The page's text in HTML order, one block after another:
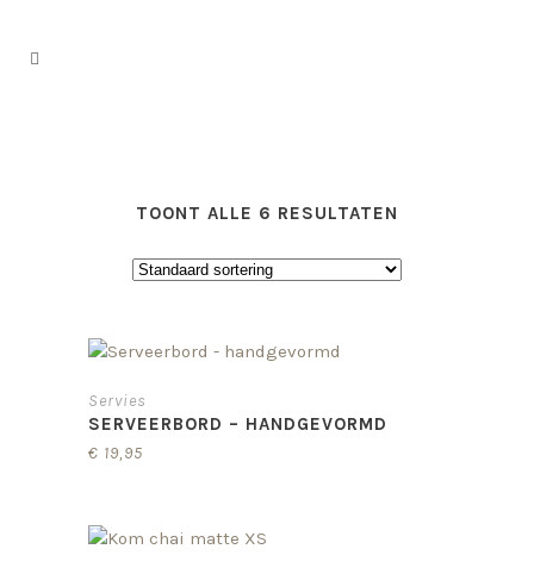
TOONT ALLE 6 RESULTATEN
Servies
SERVEERBORD – HANDGEVORMD
€ 19,95